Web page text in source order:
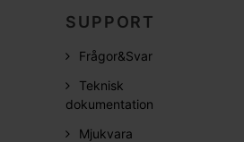
SUPPORT
Frågor&Svar
Teknisk
dokumentation
Mjukvara